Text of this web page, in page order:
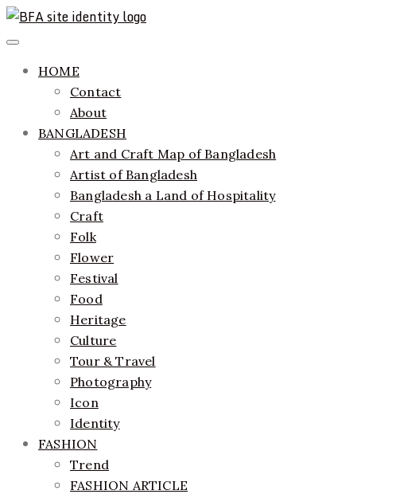
Skip
to
Bangladesh Fashion Archive
ethics + aesthetics = sustainable fashion
Primary
Menu HOME
Contact
About
BANGLADESH
Art and Craft Map of Bangladesh
Artist of Bangladesh
Bangladesh a Land of Hospitality
Craft
Folk
Flower
Festival
Food
Heritage
Culture
Tour & Travel
Photography
Icon
Identity
FASHION
Trend
FASHION ARTICLE